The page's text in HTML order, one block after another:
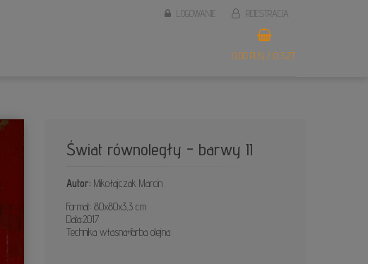
LOGOWANIE REJESTRACJA
0,00 PLN / 0 SZT.
Świat równoległy - barwy II
Autor: Mikołajczak Marcin
Format: 80x80x3,3 cm
Data:2017
Technika własna+farba olejna